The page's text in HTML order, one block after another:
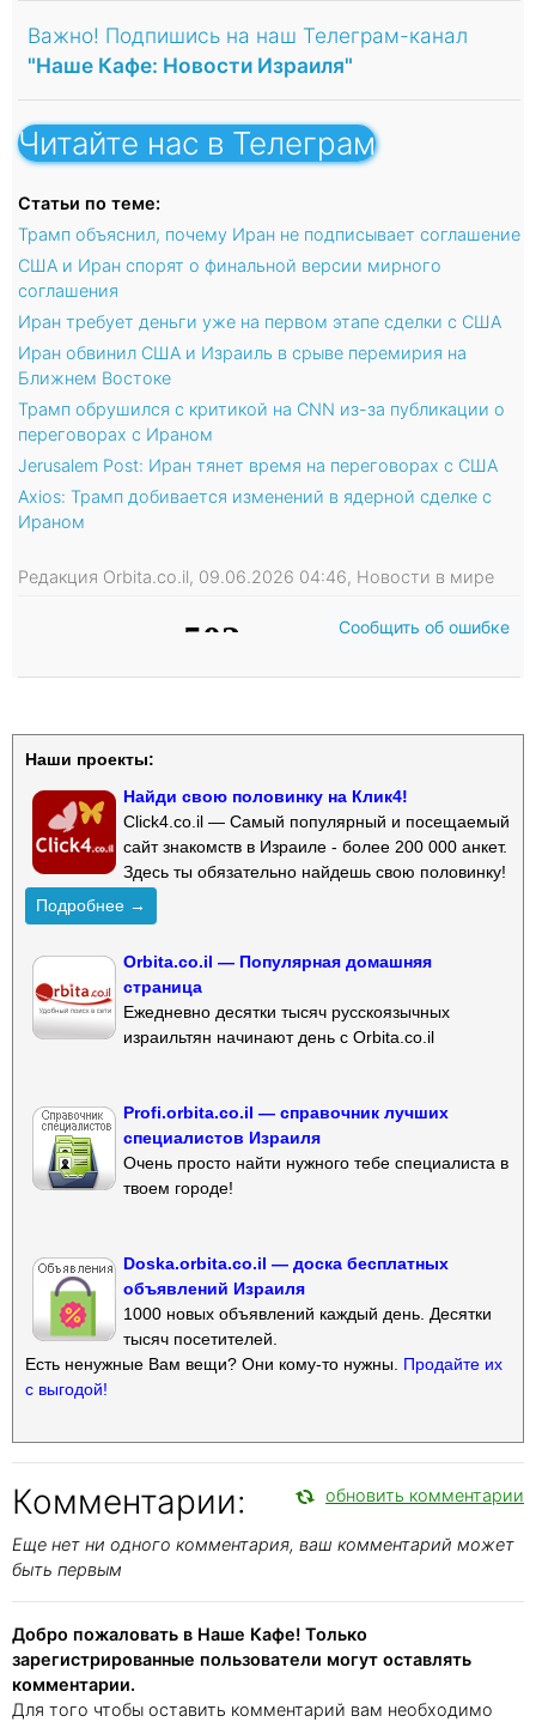
Важно! Подпишись на наш Телеграм-канал
"Наше Кафе: Новости Израиля"
Читайте нас в Телеграм
Статьи по теме:
Трамп объяснил, почему Иран не подписывает соглашение
США и Иран спорят о финальной версии мирного
соглашения
Иран требует деньги уже на первом этапе сделки с США
Иран обвинил США и Израиль в срыве перемирия на
Ближнем Востоке
Трамп обрушился с критикой на CNN из-за публикации о
переговорах с Ираном
Jerusalem Post: Иран тянет время на переговорах с США
Axios: Трамп добивается изменений в ядерной сделке с
Ираном
Редакция Orbita.co.il, 09.06.2026 04:46, Новости в мире
Сообщить об ошибке
Наши проекты:
Найди свою половинку на Клик4!
Click4.co.il — Самый популярный и посещаемый
сайт знакомств в Израиле - более 200 000 анкет.
Здесь ты обязательно найдешь свою половинку!
Подробнее →
Orbita.co.il — Популярная домашняя
страница
Ежедневно десятки тысяч русскоязычных
израильтян начинают день с Orbita.co.il
Profi.orbita.co.il — справочник лучших
специалистов Израиля
Очень просто найти нужного тебе специалиста в
твоем городе!
Doska.orbita.co.il — доска бесплатных
объявлений Израиля
1000 новых объявлений каждый день. Десятки
тысяч посетителей.
Есть ненужные Вам вещи? Они кому-то нужны. Продайте их
с выгодой!
Комментарии: обновить комментарии
Еще нет ни одного комментария, ваш комментарий может
быть первым
Добро пожаловать в Наше Кафе! Только
зарегистрированные пользователи могут оставлять
комментарии.
Для того чтобы оставить комментарий вам необходимо